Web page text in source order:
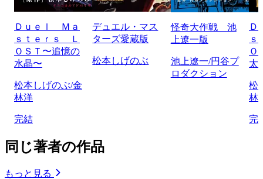
Ｄｕｅｌ Ｍａ
ｓｔｅｒｓ Ｌ
ＯＳＴ〜追憶の
水晶〜
松本しげのぶ/金
林洋
完結
デュエル・マス
ターズ愛蔵版
松本しげのぶ
怪奇大作戦 池
上遼一版
池上遼一/円谷プ
ロダクション
Ｄ
Ｏ
太
松
林
完
同じ著者の作品
もっと見る